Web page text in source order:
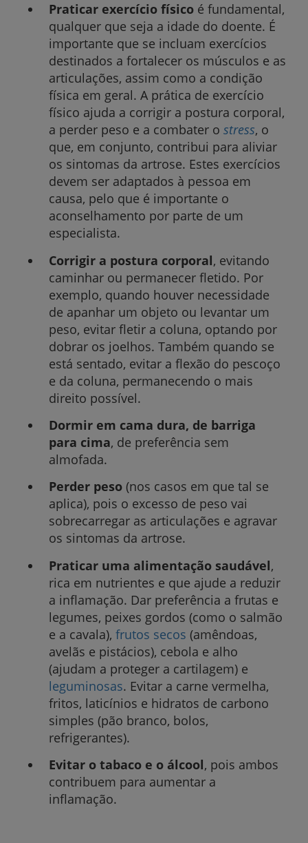
Praticar exercício físico é fundamental,
qualquer que seja a idade do doente. É
importante que se incluam exercícios
destinados a fortalecer os músculos e as
articulações, assim como a condição
física em geral. A prática de exercício
físico ajuda a corrigir a postura corporal,
a perder peso e a combater o stress, o
que, em conjunto, contribui para aliviar
os sintomas da artrose. Estes exercícios
devem ser adaptados à pessoa em
causa, pelo que é importante o
aconselhamento por parte de um
especialista.
Corrigir a postura corporal, evitando
caminhar ou permanecer fletido. Por
exemplo, quando houver necessidade
de apanhar um objeto ou levantar um
peso, evitar fletir a coluna, optando por
dobrar os joelhos. Também quando se
está sentado, evitar a flexão do pescoço
e da coluna, permanecendo o mais
direito possível.
Dormir em cama dura, de barriga
para cima, de preferência sem
almofada.
Perder peso(nos casos em que tal se
aplica), pois o excesso de peso vai
sobrecarregar as articulações e agravar
os sintomas da artrose.
Praticar uma alimentação saudável,
rica em nutrientes e que ajude a reduzir
a inflamação. Dar preferência a frutas e
legumes, peixes gordos (como o salmão
e a cavala), frutos secos (amêndoas,
avelãs e pistácios), cebola e alho
(ajudam a proteger a cartilagem) e
leguminosas. Evitar a carne vermelha,
fritos, laticínios e hidratos de carbono
simples (pão branco, bolos,
refrigerantes).
Evitar o tabaco e o álcool, pois ambos
contribuem para aumentar a
inflamação.